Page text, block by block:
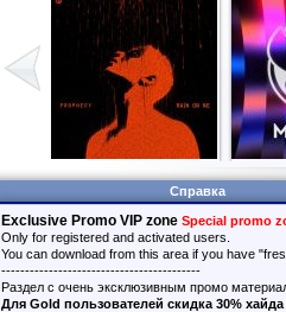
Справка
Exclusive Promo VIP zone Special promo
Only for registered and activated users.
You can download from this area if you have
------------------------------------------
Раздел с очень эксклюзивным промо
Для Gold пользователей скидка 30% хайда